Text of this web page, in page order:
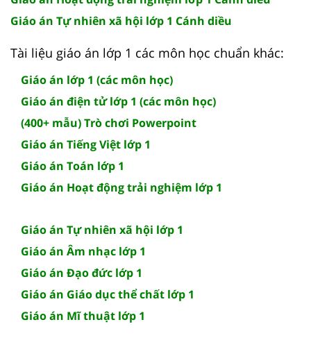
Giáo án Tự nhiên xã hội lớp 1 Cánh diều
Tài liệu giáo án lớp 1 các môn học chuẩn khác:
Giáo án lớp 1 (các môn học)
Giáo án điện tử lớp 1 (các môn học)
(400+ mẫu) Trò chơi Powerpoint
Giáo án Tiếng Việt lớp 1
Giáo án Toán lớp 1
Giáo án Hoạt động trải nghiệm lớp 1
Giáo án Tự nhiên xã hội lớp 1
Giáo án Âm nhạc lớp 1
Giáo án Đạo đức lớp 1
Giáo án Giáo dục thể chất lớp 1
Giáo án Mĩ thuật lớp 1